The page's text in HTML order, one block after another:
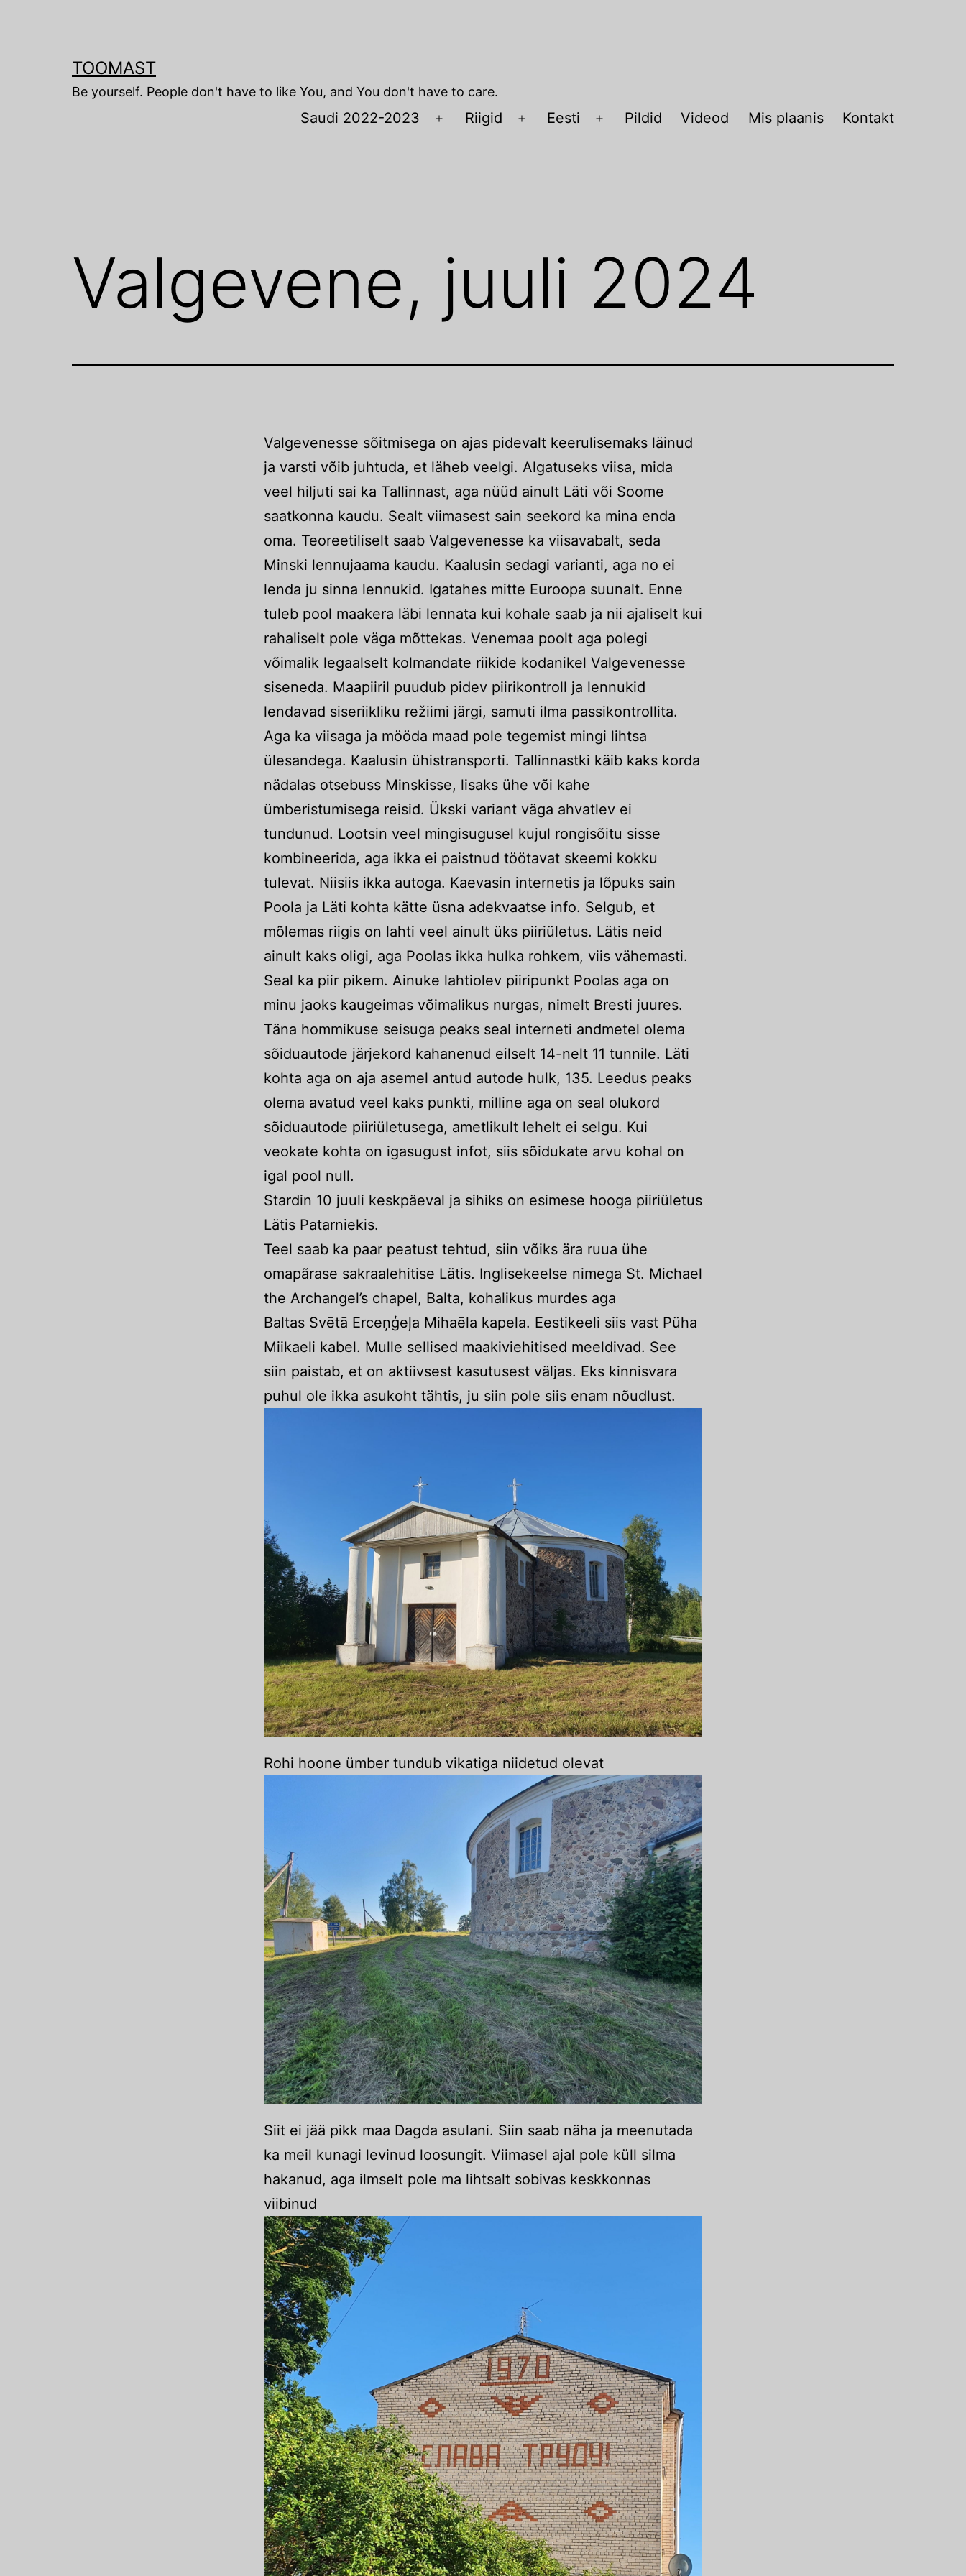
TOOMAST
Be yourself. People don't have to like You, and You don't have to care.
Saudi 2022-2023
Open
Riigid
Open
Eesti
Open
Pildid Videod Mis plaanis Kontakt
Valgevene, juuli 2024
Valgevenesse sõitmisega on ajas pidevalt keerulisemaks läinud
ja varsti võib juhtuda, et läheb veelgi. Algatuseks viisa, mida
veel hiljuti sai ka Tallinnast, aga nüüd ainult Läti või Soome
saatkonna kaudu. Sealt viimasest sain seekord ka mina enda
oma. Teoreetiliselt saab Valgevenesse ka viisavabalt, seda
Minski lennujaama kaudu. Kaalusin sedagi varianti, aga no ei
lenda ju sinna lennukid. Igatahes mitte Euroopa suunalt. Enne
tuleb pool maakera läbi lennata kui kohale saab ja nii ajaliselt kui
rahaliselt pole väga mõttekas. Venemaa poolt aga polegi
võimalik legaalselt kolmandate riikide kodanikel Valgevenesse
siseneda. Maapiiril puudub pidev piirikontroll ja lennukid
lendavad siseriikliku režiimi järgi, samuti ilma passikontrollita.
Aga ka viisaga ja mööda maad pole tegemist mingi lihtsa
ülesandega. Kaalusin ühistransporti. Tallinnastki käib kaks korda
nädalas otsebuss Minskisse, lisaks ühe või kahe
ümberistumisega reisid. Ükski variant väga ahvatlev ei
tundunud. Lootsin veel mingisugusel kujul rongisõitu sisse
kombineerida, aga ikka ei paistnud töötavat skeemi kokku
tulevat. Niisiis ikka autoga. Kaevasin internetis ja lõpuks sain
Poola ja Läti kohta kätte üsna adekvaatse info. Selgub, et
mõlemas riigis on lahti veel ainult üks piiriületus. Lätis neid
ainult kaks oligi, aga Poolas ikka hulka rohkem, viis vähemasti.
Seal ka piir pikem. Ainuke lahtiolev piiripunkt Poolas aga on
minu jaoks kaugeimas võimalikus nurgas, nimelt Bresti juures.
Täna hommikuse seisuga peaks seal interneti andmetel olema
sõiduautode järjekord kahanenud eilselt 14-nelt 11 tunnile. Läti
kohta aga on aja asemel antud autode hulk, 135. Leedus peaks
olema avatud veel kaks punkti, milline aga on seal olukord
sõiduautode piiriületusega, ametlikult lehelt ei selgu. Kui
veokate kohta on igasugust infot, siis sõidukate arvu kohal on
igal pool null.
Stardin 10 juuli keskpäeval ja sihiks on esimese hooga piiriületus
Lätis Patarniekis.
Teel saab ka paar peatust tehtud, siin võiks ära ruua ühe
omapãrase sakraalehitise Lätis. Inglisekeelse nimega St. Michael
the Archangel’s chapel, Balta, kohalikus murdes aga
Baltas Svētā Erceņģeļa Mihaēla kapela. Eestikeeli siis vast Püha
Miikaeli kabel. Mulle sellised maakiviehitised meeldivad. See
siin paistab, et on aktiivsest kasutusest väljas. Eks kinnisvara
puhul ole ikka asukoht tähtis, ju siin pole siis enam nõudlust.
Rohi hoone ümber tundub vikatiga niidetud olevat
Siit ei jää pikk maa Dagda asulani. Siin saab näha ja meenutada
ka meil kunagi levinud loosungit. Viimasel ajal pole küll silma
hakanud, aga ilmselt pole ma lihtsalt sobivas keskkonnas
viibinud